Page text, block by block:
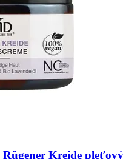
Rügener Kreide pleťový